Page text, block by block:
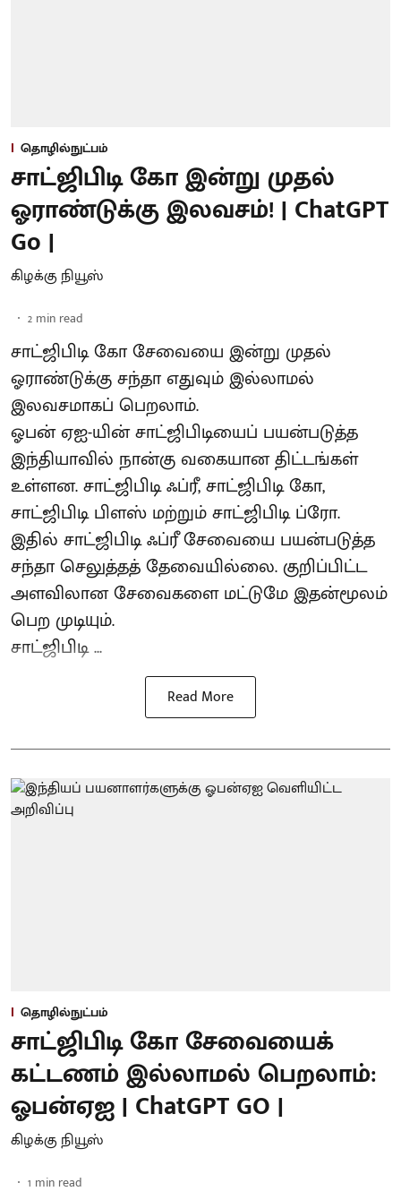
தொழில்நுட்பம்
சாட்ஜிபிடி கோ இன்று முதல்
ஓராண்டுக்கு இலவசம்! | ChatGPT
Go |
கிழக்கு நியூஸ்
2 min read
சாட்ஜிபிடி கோ சேவையை இன்று முதல்
ஓராண்டுக்கு சந்தா எதுவும் இல்லாமல்
இலவசமாகப் பெறலாம்.
ஓபன் ஏஐ-யின் சாட்ஜிபிடியைப் பயன்படுத்த
இந்தியாவில் நான்கு வகையான திட்டங்கள்
உள்ளன. சாட்ஜிபிடி ஃப்ரீ, சாட்ஜிபிடி கோ,
சாட்ஜிபிடி பிளஸ் மற்றும் சாட்ஜிபிடி ப்ரோ.
இதில் சாட்ஜிபிடி ஃப்ரீ சேவையை பயன்படுத்த
சந்தா செலுத்தத் தேவையில்லை. குறிப்பிட்ட
அளவிலான சேவைகளை மட்டுமே இதன்மூலம்
பெற முடியும்.
சாட்ஜிபிடி ...
Read More
தொழில்நுட்பம்
சாட்ஜிபிடி கோ சேவையைக்
கட்டணம் இல்லாமல் பெறலாம்:
ஓபன்ஏஐ | ChatGPT GO |
கிழக்கு நியூஸ்
1 min read